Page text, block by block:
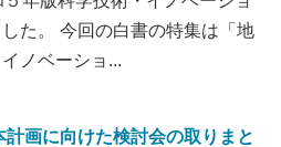
た。 今回の白書の特集は「地
ノベーショ...
計画に向けた検討会の取りまと